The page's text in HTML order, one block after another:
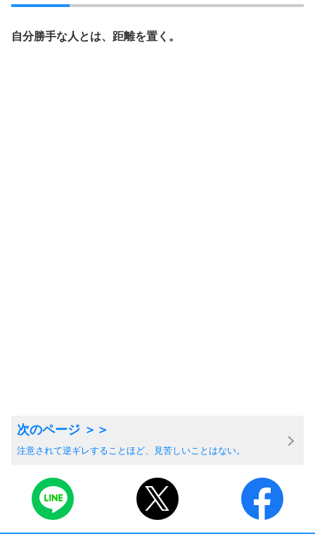
自分勝手な人とは、距離を置く。
注意されて逆ギレすることほど、見苦しいことはない。